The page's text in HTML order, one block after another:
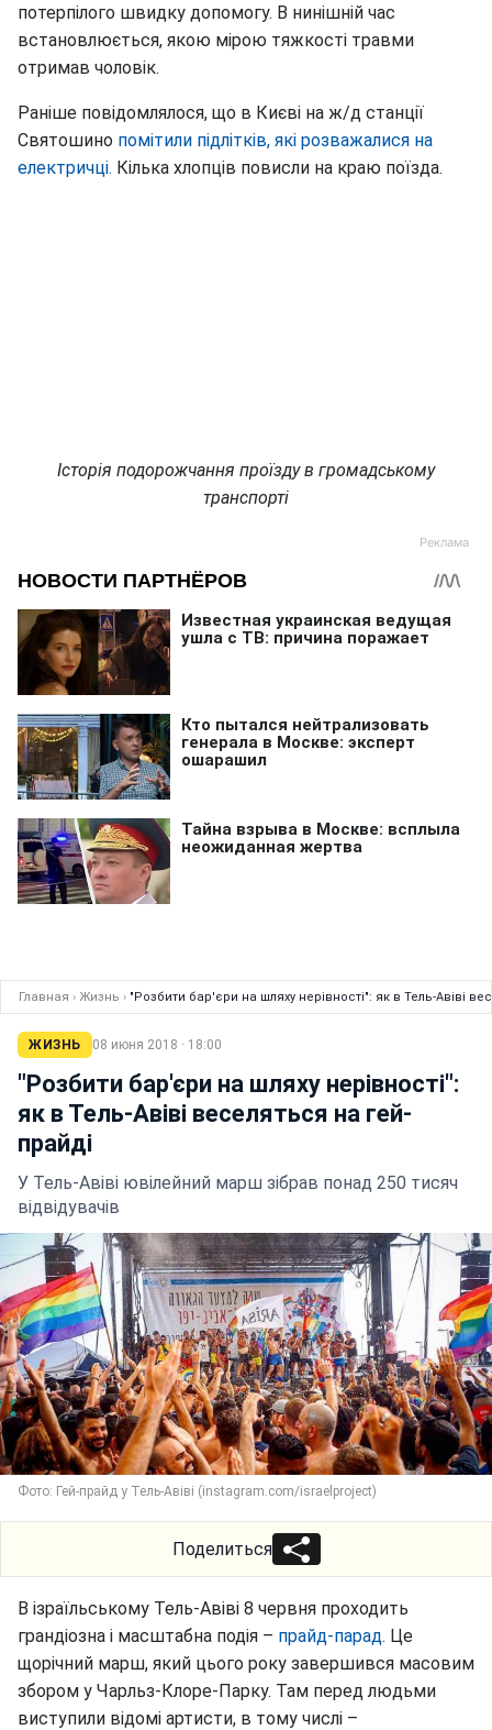
потерпілого швидку допомогу. В нинішній час
встановлюється, якою мірою тяжкості травми
отримав чоловік.
Раніше повідомлялося, що в Києві на ж/д станції
Святошино помітили підлітків, які розважалися на
електричці. Кілька хлопців повисли на краю поїзда.
Історія подорожчання проїзду в громадському
транспорті
Главная › Жизнь › "Розбити бар'єри на шляху нерівності": як в Тель-Авіві
ЖИЗНЬ 08 июня 2018 · 18:00
"Розбити бар'єри на шляху нерівності":
як в Тель-Авіві веселяться на гей-
прайді
У Тель-Авіві ювілейний марш зібрав понад 250 тисяч
відвідувачів
Фото: Гей-прайд у Тель-Авіві (instagram.com/israelproject)
Поделиться
В ізраїльському Тель-Авіві 8 червня проходить
грандіозна і масштабна подія – прайд-парад. Це
щорічний марш, який цього року завершився масовим
збором у Чарльз-Клоре-Парку. Там перед людьми
виступили відомі артисти, в тому числі –